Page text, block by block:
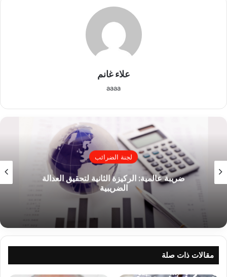
علاء غانم
aaaa
لجنة الضرائب
ضريبة عالمية: الركيزة الثانية لتحقيق العدالة
الضريبية
مقالات ذات صلة